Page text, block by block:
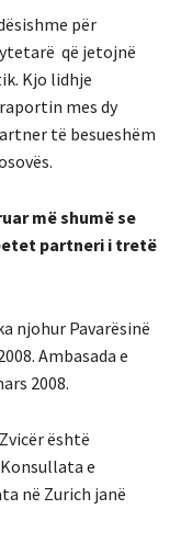
për
që jetojnë
Kjo lidhje
mes dy
të besueshëm
më shumë se
partneri i tretë
njohur Pavarësinë
Ambasada e
2008.
është
e
në Zurich janë